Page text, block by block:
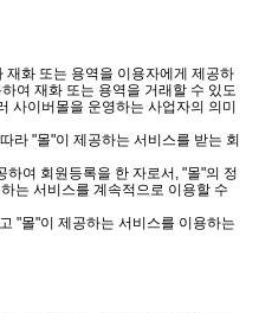
화 또는 용역을 이용자에게 제공하
여 재화 또는 용역을 거래할 수 있도
사이버몰을 운영하는 사업자의 의미
라 "몰"이 제공하는 서비스를 받는 회
하여 회원등록을 한 자로서, "몰"의 정
는 서비스를 계속적으로 이용할 수
"몰"이 제공하는 서비스를 이용하는